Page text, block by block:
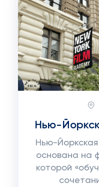
Нью-
Нью-
основана на
которой